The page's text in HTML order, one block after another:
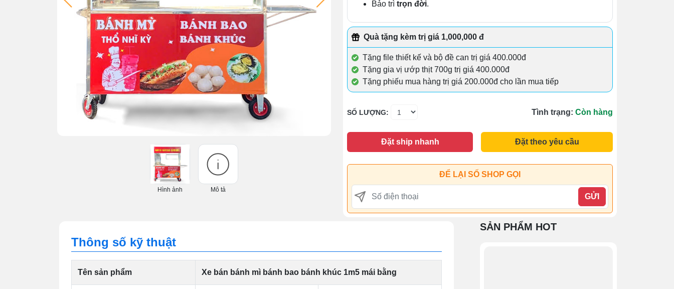
Hình ảnh Mô tả
Bảo trì trọn đời.
Quà tặng kèm trị giá 1,000,000 đ
Tặng file thiết kế và bộ đề can trị giá 400.000đ
Tặng gia vị ướp thịt 700g trị giá 400.000đ
Tặng phiếu mua hàng trị giá 200.000đ cho lần mua tiếp
SỐ LƯỢNG: Tình trạng: Còn hàng
Đặt ship nhanh Đặt theo yêu cầu
ĐỂ LẠI SỐ SHOP GỌI
GỬI
Thông số kỹ thuật
Tên sản phẩm Xe bán bánh mì bánh bao bánh khúc 1m5 mái bằng
SẢN PHẨM HOT